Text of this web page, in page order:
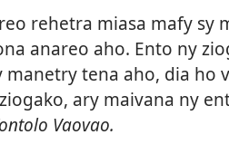
rehetra miasa mafy sy
anareo aho. Ento ny
tena aho, dia ho
ary maivana ny
Vaovao.